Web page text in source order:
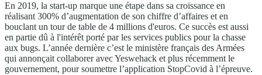
En 2019, la start-up marque une étape dans sa croissance en
réalisant 300% d’augmentation de son chiffre d’affaires et en
bouclant un tour de table de 4 millions d'euros. Ce succès est aussi
en partie dû à l'intérêt porté par les services publics pour la chasse
aux bugs. L’année dernière c’est le ministère français des Armées
qui annonçait collaborer avec Yeswehack et plus récemment le
gouvernement, pour soumettre l’application StopCovid à l’épreuve.